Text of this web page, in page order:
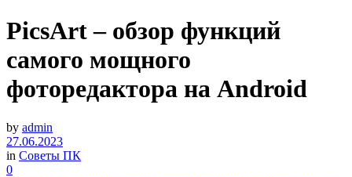
PicsArt – обзор функций
самого мощного
фоторедактора на Android
by admin
27.06.2023
in Советы ПК
0